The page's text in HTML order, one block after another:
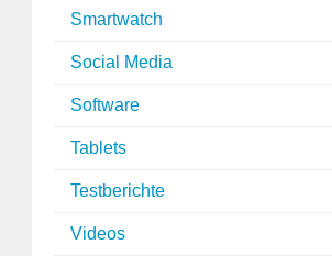
Smartwatch
Social Media
Software
Tablets
Testberichte
Videos